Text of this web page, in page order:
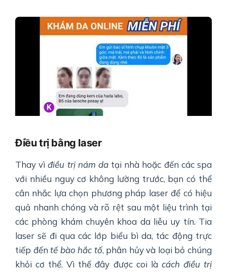
Điều trị bằng laser
Thay vìđiều trị nám da tại nhà hoặc đến các spa
với nhiều nguy cơ không lường trước, bạn có thể
cân nhắc lựa chọn phương pháp laser để có hiệu
quả nhanh chóng và rõ rệt sau một liệu trình tại
các phòng khám chuyên khoa da liễu uy tín. Tia
laser sẽ đi qua các lớp biểu bì da, tác động trực
tiếp đếntế bào hắc tố, phân hủy và loại bỏ chúng
khỏi cơ thể. Vì thế đây được coi là cách điều trị